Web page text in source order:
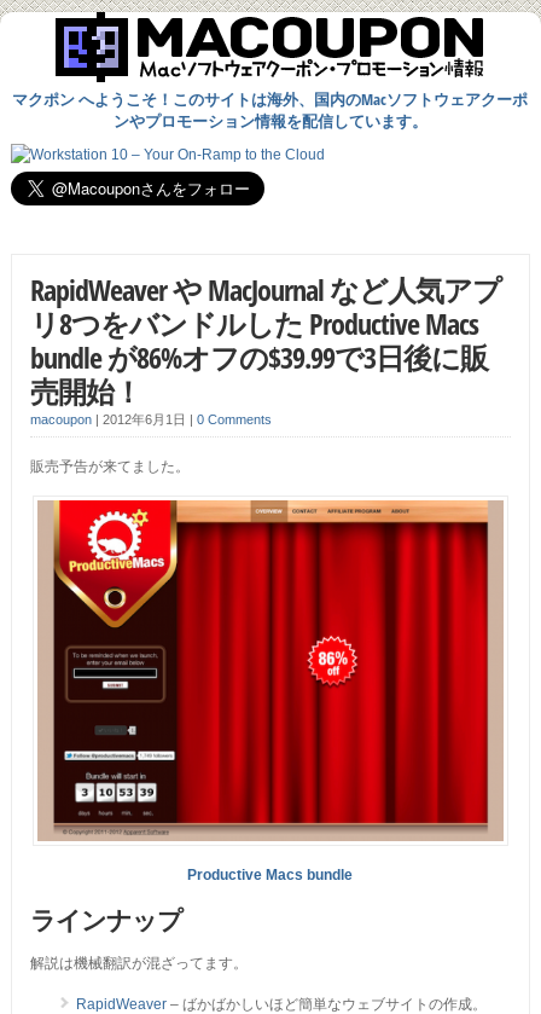
マクポン へようこそ！このサイトは海外、国内のMacソフトウェアクーポ
ンやプロモーション情報を配信しています。
RapidWeaver や MacJournal など人気アプ
リ8つをバンドルした Productive Macs
bundle が86%オフの$39.99で3日後に販
売開始！
macoupon| 2012年6月1日 | 0 Comments
販売予告が来てました。
Productive Macs bundle
ラインナップ
解説は機械翻訳が混ざってます。
RapidWeaver– ばかばかしいほど簡単なウェブサイトの作成。